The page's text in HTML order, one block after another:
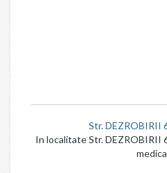
Str. DEZROBIRII
In localitate Str. DEZROBIRII